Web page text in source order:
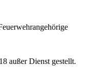
außer Dienst gestellt.